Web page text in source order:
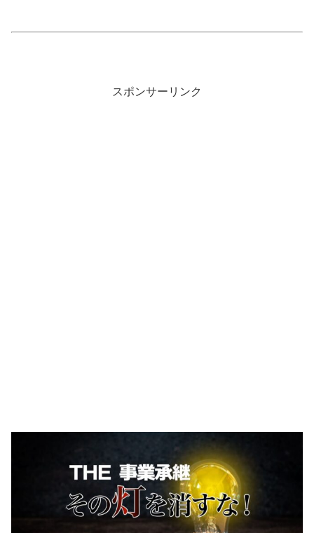
スポンサーリンク